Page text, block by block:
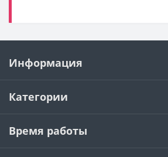
Информация
Категории
Время работы